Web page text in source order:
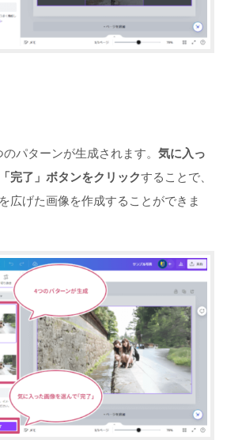
パターンが生成されます。 気に入っ
完了」ボタンをクリックすることで、
広げた画像を作成することができま